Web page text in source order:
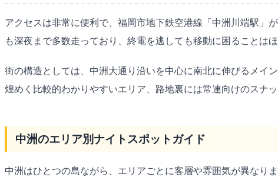
アクセスは非常に便利で、福岡市地下鉄空港線「中洲川端駅」
も深夜まで多数走っており、終電を逃しても移動に困ることは
街の構造としては、中洲大通り沿いを中心に南北に伸びるメイ
煌めく比較的わかりやすいエリア、路地裏には常連向けのスナ
中洲のエリア別ナイトスポットガイド
中洲はひとつの島ながら、エリアごとに客層や雰囲気が異なり